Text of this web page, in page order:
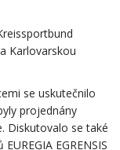
Karlovarskou
se uskutečnilo
projednány
Diskutovalo se také
EGRENSIS